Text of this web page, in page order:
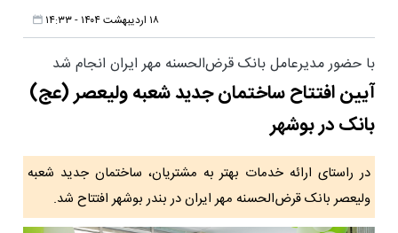
۱۸ اردیبهشت ۱۴۰۴ - ۱۴:۳۳
با حضور مدیرعامل بانک قرض‌الحسنه مهر ایران انجام شد
آیین افتتاح ساختمان جدید شعبه ولیعصر (عج)
بانک در بوشهر
در راستای ارائه خدمات بهتر به مشتریان، ساختمان جدید شعبه
ولیعصر بانک قرض‌الحسنه مهر ایران در بندر بوشهر افتتاح شد.